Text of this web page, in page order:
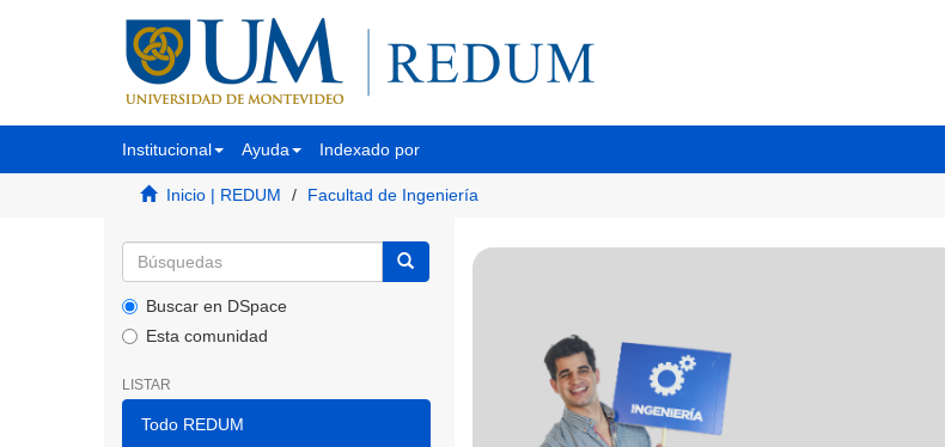
Institucional Ayuda Indexado por
Inicio | REDUM Facultad de Ingeniería
Buscar en DSpace
Esta comunidad
LISTAR
Todo REDUM